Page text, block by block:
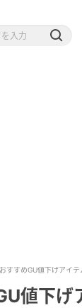
おすすめGU値下げアイ
値下